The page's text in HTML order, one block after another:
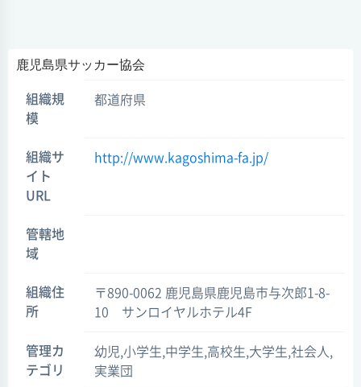
鹿児島県サッカー協会
組織規
模
都道府県
組織サ
イト
URL
http://www.kagoshima-fa.jp/
管轄地
域
組織住
所
〒890-0062 鹿児島県鹿児島市与次郎1-8-
10 サンロイヤルホテル4F
管理カ
テゴリ
幼児,小学生,中学生,高校生,大学生,社会人,
実業団